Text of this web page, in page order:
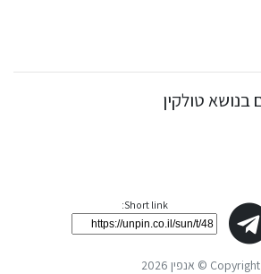
Short link:
Copyright © אנפין 2026